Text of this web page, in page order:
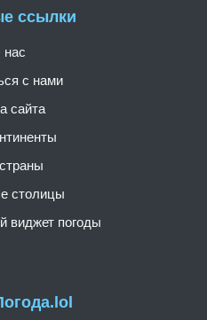
ссылки
с нами
сайта
столицы
виджет погоды